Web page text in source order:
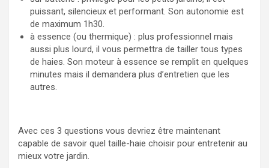
puissant, silencieux et performant. Son autonomie est
de maximum 1h30.
à essence (ou thermique) : plus professionnel mais
aussi plus lourd, il vous permettra de tailler tous types
de haies. Son moteur à essence se remplit en quelques
minutes mais il demandera plus d’entretien que les
autres.
Avec ces 3 questions vous devriez être maintenant
capable de savoir quel taille-haie choisir pour entretenir au
mieux votre jardin.